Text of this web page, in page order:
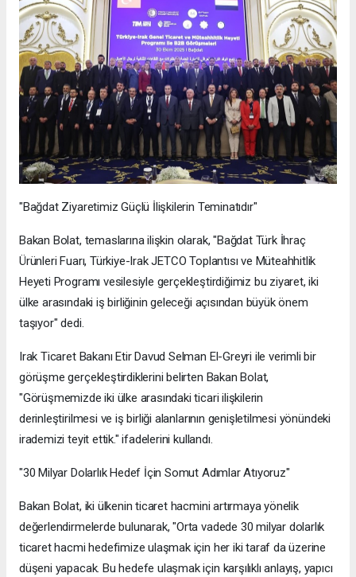
"Bağdat Ziyaretimiz Güçlü İlişkilerin Teminatıdır"
Bakan Bolat, temaslarına ilişkin olarak, "Bağdat Türk İhraç
Ürünleri Fuarı, Türkiye-Irak JETCO Toplantısı ve Müteahhitlik
Heyeti Programı vesilesiyle gerçekleştirdiğimiz bu ziyaret, iki
ülke arasındaki iş birliğinin geleceği açısından büyük önem
taşıyor" dedi.
Irak Ticaret Bakanı Etir Davud Selman El-Greyri ile verimli bir
görüşme gerçekleştirdiklerini belirten Bakan Bolat,
"Görüşmemizde iki ülke arasındaki ticari ilişkilerin
derinleştirilmesi ve iş birliği alanlarının genişletilmesi yönündeki
irademizi teyit ettik." ifadelerini kullandı.
"30 Milyar Dolarlık Hedef İçin Somut Adımlar Atıyoruz"
Bakan Bolat, iki ülkenin ticaret hacmini artırmaya yönelik
değerlendirmelerde bulunarak, "Orta vadede 30 milyar dolarlık
ticaret hacmi hedefimize ulaşmak için her iki taraf da üzerine
düşeni yapacak. Bu hedefe ulaşmak için karşılıklı anlayış, yapıcı